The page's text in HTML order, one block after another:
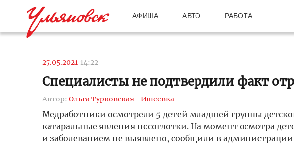
АФИША АВТО РАБОТА
27.05.2021 14:22
Специалисты не подтвердили факт
Автор: Ольга Турковская Ишеевка
Медработники осмотрели 5 детей младшей группы
катаральные явления носоглотки. На момент осмотра
и заболеванием не выявлено, сообщили в администрации